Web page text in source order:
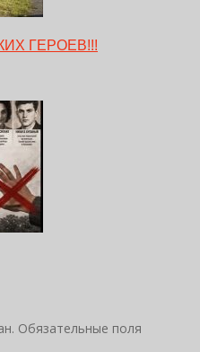
ГЕРОЕВ!!!
Обязательные поля